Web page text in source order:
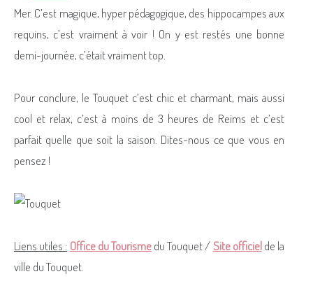
Mer. C’est magique, hyper pédagogique, des hippocampes aux
requins, c’est vraiment à voir ! On y est restés une bonne
demi-journée, c’était vraiment top.
Pour conclure, le Touquet c’est chic et charmant, mais aussi
cool et relax, c’est à moins de 3 heures de Reims et c’est
parfait quelle que soit la saison. Dites-nous ce que vous en
pensez !
Liens utiles : Office du Tourismedu Touquet / Site officielde la
ville du Touquet.